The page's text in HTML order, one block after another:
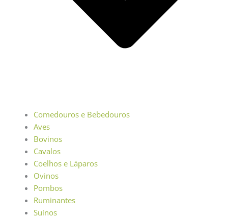
Comedouros e Bebedouros
Aves
Bovinos
Cavalos
Coelhos e Láparos
Ovinos
Pombos
Ruminantes
Suínos